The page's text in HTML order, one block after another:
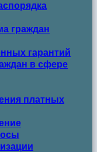
граждан
гарантий
в сфере
платных